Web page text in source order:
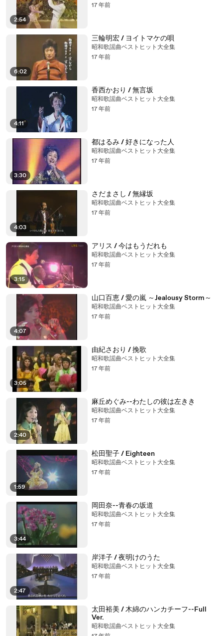
2:54
17 年前
6:02
三輪明宏 / ヨイトマケの唄
昭和歌謡曲ベストヒット大全集
17 年前
4:11
香西かおり / 無言坂
昭和歌謡曲ベストヒット大全集
17 年前
3:30
都はるみ / 好きになった人
昭和歌謡曲ベストヒット大全集
17 年前
4:03
さだまさし / 無縁坂
昭和歌謡曲ベストヒット大全集
17 年前
3:15
アリス / 今はもうだれも
昭和歌謡曲ベストヒット大全集
17 年前
4:07
山口百恵 / 愛の嵐 ～Jealousy Storm～
昭和歌謡曲ベストヒット大全集
17 年前
3:05
由紀さおり / 挽歌
昭和歌謡曲ベストヒット大全集
17 年前
2:40
麻丘めぐみ--わたしの彼は左きき
昭和歌謡曲ベストヒット大全集
17 年前
1:59
松田聖子 / Eighteen
昭和歌謡曲ベストヒット大全集
17 年前
3:44
岡田奈--青春の坂道
昭和歌謡曲ベストヒット大全集
17 年前
2:47
岸洋子 / 夜明けのうた
昭和歌謡曲ベストヒット大全集
17 年前
太田裕美 / 木綿のハンカチーフ--Full
Ver.
昭和歌謡曲ベストヒット大全集